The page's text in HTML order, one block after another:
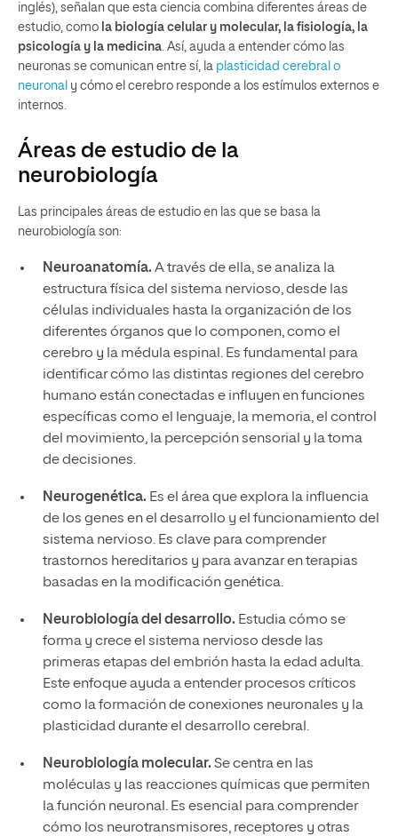
inglés), señalan que esta ciencia combina diferentes áreas de
estudio, como la biología celular y molecular, la fisiología, la
psicología y la medicina . Así, ayuda a entender cómo las
neuronas se comunican entre sí, la plasticidad cerebral o
neuronal y cómo el cerebro responde a los estímulos externos e
internos.
Áreas de estudio de la
neurobiología
Las principales áreas de estudio en las que se basa la
neurobiología son:
Neuroanatomía. A través de ella, se analiza la
estructura física del sistema nervioso, desde las
células individuales hasta la organización de los
diferentes órganos que lo componen, como el
cerebro y la médula espinal. Es fundamental para
identificar cómo las distintas regiones del cerebro
humano están conectadas e influyen en funciones
específicas como el lenguaje, la memoria, el control
del movimiento, la percepción sensorial y la toma
de decisiones.
Neurogenética. Es el área que explora la influencia
de los genes en el desarrollo y el funcionamiento del
sistema nervioso. Es clave para comprender
trastornos hereditarios y para avanzar en terapias
basadas en la modificación genética.
Neurobiología del desarrollo. Estudia cómo se
forma y crece el sistema nervioso desde las
primeras etapas del embrión hasta la edad adulta.
Este enfoque ayuda a entender procesos críticos
como la formación de conexiones neuronales y la
plasticidad durante el desarrollo cerebral.
Neurobiología molecular. Se centra en las
moléculas y las reacciones químicas que permiten
la función neuronal. Es esencial para comprender
cómo los neurotransmisores, receptores y otras